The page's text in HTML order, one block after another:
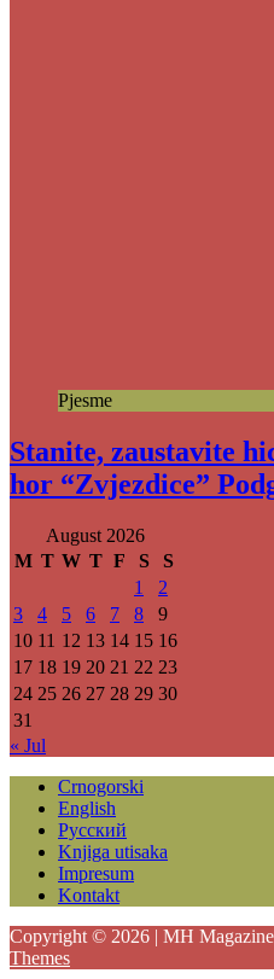
Pjesme
Stanite, zaustavite
hor “Zvjezdice”
August 2026
M T W T F S
S
1
2
3
4 5 6 7 8
9
10 11 12 13 14 15 16
17 18 19 20 21 22 23
24 25 26 27 28 29 30
31
« Jul
Crnogorski
English
Русский
Knjiga utisaka
Impresum
Kontakt
Copyright © 2026 | MH
Themes